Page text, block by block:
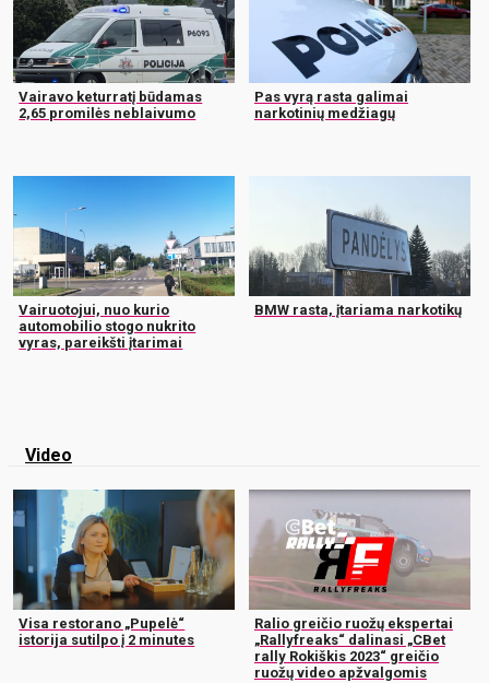
Vairavo keturratį būdamas
2,65 promilės neblaivumo
Pas vyrą rasta galimai
narkotinių medžiagų
Vairuotojui, nuo kurio
automobilio stogo nukrito
vyras, pareikšti įtarimai
BMW rasta, įtariama narkotikų
Video
Visa restorano „Pupelė“
istorija sutilpo į 2 minutes
Ralio greičio ruožų ekspertai
„Rallyfreaks“ dalinasi „CBet
rally Rokiškis 2023“ greičio
ruožų video apžvalgomis